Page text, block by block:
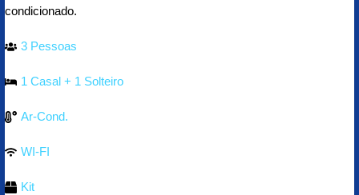
condicionado.
3 Pessoas
1 Casal + 1 Solteiro
Ar-Cond.
WI-FI
Kit